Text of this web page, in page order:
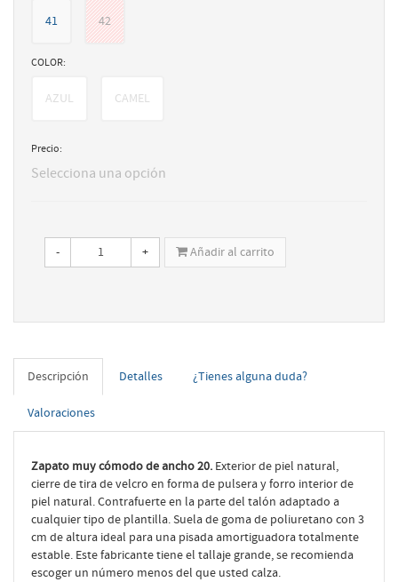
41 42
COLOR:
AZUL CAMEL
Precio:
Selecciona una opción
- + Añadir al carrito
Descripción Detalles ¿Tienes alguna duda?
Valoraciones
Zapato muy cómodo de ancho 20. Exterior de piel natural,
cierre de tira de velcro en forma de pulsera y forro interior de
piel natural. Contrafuerte en la parte del talón adaptado a
cualquier tipo de plantilla. Suela de goma de poliuretano con 3
cm de altura ideal para una pisada amortiguadora totalmente
estable. Este fabricante tiene el tallaje grande, se recomienda
escoger un número menos del que usted calza.